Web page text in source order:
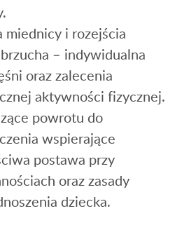
miednicy i rozejścia
– indywidualna
oraz zalecenia
aktywności fizycznej.
powrotu do
wspierające
postawa przy
oraz zasady
dziecka.